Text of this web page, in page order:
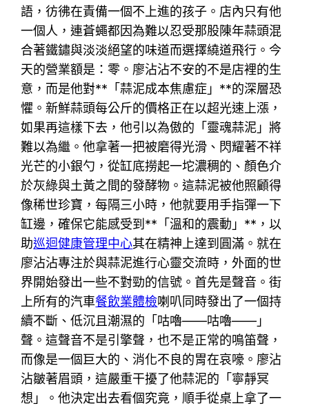
語，彷彿在責備一個不上進的孩子。店內只有他
一個人，連蒼蠅都因為難以忍受那股陳年蒜頭混
合著鐵鏽與淡淡絕望的味道而選擇繞道飛行。今
天的營業額是：零。廖沾沾不安的不是店裡的生
意，而是他對**「蒜泥成本焦慮症」**的深層恐
懼。新鮮蒜頭每公斤的價格正在以超光速上漲，
如果再這樣下去，他引以為傲的「靈魂蒜泥」將
難以為繼。他拿著一把被磨得光滑、閃耀著不祥
光芒的小銀勺，從缸底撈起一坨濃稠的、顏色介
於灰綠與土黃之間的發酵物。這蒜泥被他照顧得
像稀世珍寶，每隔三小時，他就要用手指彈一下
缸邊，確保它能感受到**「溫和的震動」**，以
助巡迴健康管理中心其在精神上達到圓滿。就在
廖沾沾專注於與蒜泥進行心靈交流時，外面的世
界開始發出一些不對勁的信號。首先是聲音。街
上所有的汽車餐飲業體檢喇叭同時發出了一個持
續不斷、低沉且潮濕的「咕嚕——咕嚕——」
聲。這聲音不是引擎聲，也不是正常的鳴笛聲，
而像是一個巨大的、消化不良的胃在哀嚎。廖沾
沾皺著眉頭，這嚴重干擾了他蒜泥的「寧靜冥
想」。他決定出去看個究竟，順手從桌上拿了一